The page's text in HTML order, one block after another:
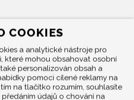
COOKIES
a analytické nástroje pro
které mohou obsahovat osobní
personalizován obsah a
pomoci cílené reklamy na
na tlačítko rozumím, souhlasíte
předáním údajů o chování na